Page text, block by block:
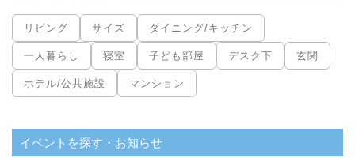
リビング サイズ ダイニング/キッチン
一人暮らし 寝室 子ども部屋 デスク下 玄関
ホテル/公共施設 マンション
イベントを探す・お知らせ